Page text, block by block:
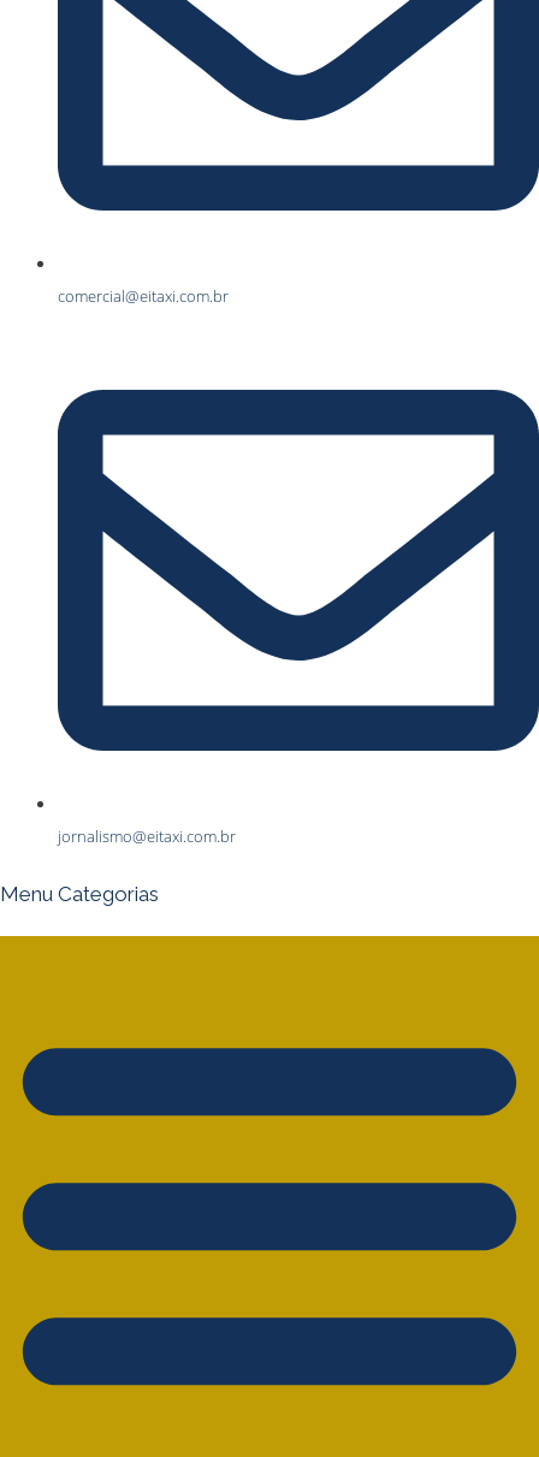
comercial@eitaxi.com.br
jornalismo@eitaxi.com.br
Menu Categorias